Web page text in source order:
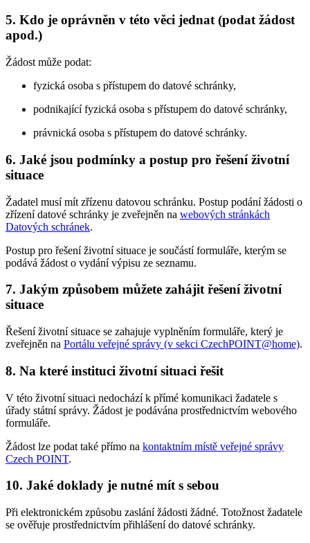
5. Kdo je oprávněn v této věci jednat (podat žádost
apod.)
Žádost může podat:
fyzická osoba s přístupem do datové schránky,
podnikající fyzická osoba s přístupem do datové schránky,
právnická osoba s přístupem do datové schránky.
6. Jaké jsou podmínky a postup pro řešení životní
situace
Žadatel musí mít zřízenu datovou schránku. Postup podání žádosti o
zřízení datové schránky je zveřejněn na webových stránkách
Datových schránek.
Postup pro řešení životní situace je součástí formuláře, kterým se
podává žádost o vydání výpisu ze seznamu.
7. Jakým způsobem můžete zahájit řešení životní
situace
Řešení životní situace se zahajuje vyplněním formuláře, který je
zveřejněn na Portálu veřejné správy (v sekci CzechPOINT@home).
8. Na které instituci životní situaci řešit
V této životní situaci nedochází k přímé komunikaci žadatele s
úřady státní správy. Žádost je podávána prostřednictvím webového
formuláře.
Žádost lze podat také přímo na kontaktním místě veřejné správy
Czech POINT.
10. Jaké doklady je nutné mít s sebou
Při elektronickém způsobu zaslání žádosti žádné. Totožnost žadatele
se ověřuje prostřednictvím přihlášení do datové schránky.